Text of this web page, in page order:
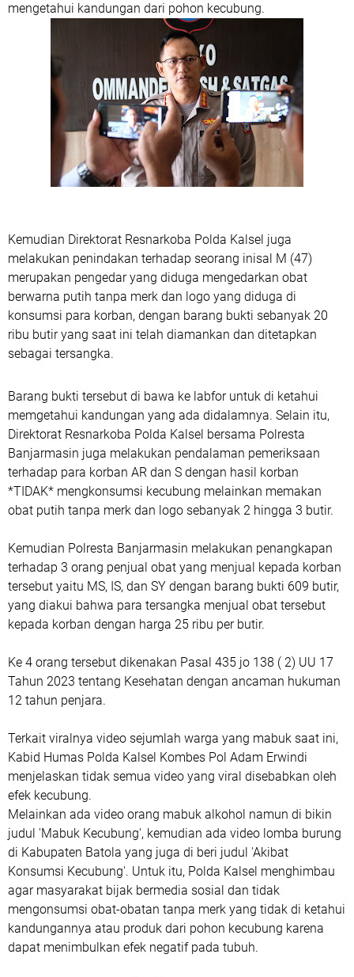
mengetahui kandungan dari pohon kecubung.
Kemudian Direktorat Resnarkoba Polda Kalsel juga
melakukan penindakan terhadap seorang inisal M (47)
merupakan pengedar yang diduga mengedarkan obat
berwarna putih tanpa merk dan logo yang diduga di
konsumsi para korban, dengan barang bukti sebanyak 20
ribu butir yang saat ini telah diamankan dan ditetapkan
sebagai tersangka.
Barang bukti tersebut di bawa ke labfor untuk di ketahui
memgetahui kandungan yang ada didalamnya. Selain itu,
Direktorat Resnarkoba Polda Kalsel bersama Polresta
Banjarmasin juga melakukan pendalaman pemeriksaan
terhadap para korban AR dan S dengan hasil korban
*TIDAK* mengkonsumsi kecubung melainkan memakan
obat putih tanpa merk dan logo sebanyak 2 hingga 3 butir.
Kemudian Polresta Banjarmasin melakukan penangkapan
terhadap 3 orang penjual obat yang menjual kepada korban
tersebut yaitu MS, IS, dan SY dengan barang bukti 609 butir,
yang diakui bahwa para tersangka menjual obat tersebut
kepada korban dengan harga 25 ribu per butir.
Ke 4 orang tersebut dikenakan Pasal 435 jo 138 ( 2) UU 17
Tahun 2023 tentang Kesehatan dengan ancaman hukuman
12 tahun penjara.
Terkait viralnya video sejumlah warga yang mabuk saat ini,
Kabid Humas Polda Kalsel Kombes Pol Adam Erwindi
menjelaskan tidak semua video yang viral disebabkan oleh
efek kecubung.
Melainkan ada video orang mabuk alkohol namun di bikin
judul 'Mabuk Kecubung', kemudian ada video lomba burung
di Kabupaten Batola yang juga di beri judul 'Akibat
Konsumsi Kecubung'. Untuk itu, Polda Kalsel menghimbau
agar masyarakat bijak bermedia sosial dan tidak
mengonsumsi obat-obatan tanpa merk yang tidak di ketahui
kandungannya atau produk dari pohon kecubung karena
dapat menimbulkan efek negatif pada tubuh.